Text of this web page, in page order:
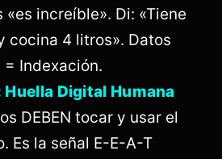
«es increíble». Di: «Tiene
cocina 4 litros». Datos
Indexación.
Huella Digital Humana
DEBEN tocar y usar el
Es la señal E-E-A-T